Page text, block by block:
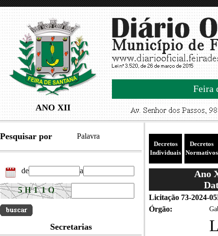
ANO XII
Feira
Pesquisar por Palavra
de a
Secretarias
Decretos
Individuais
Decretos
Normativos
Ano
Licitação 73-2024-
Órgão: